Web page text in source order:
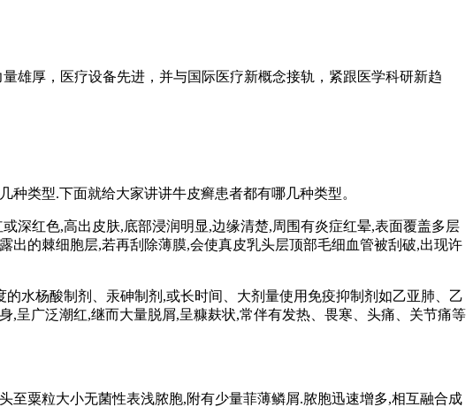
雄厚，医疗设备先进，并与国际医疗新概念接轨，紧跟医学科研新趋
类型.下面就给大家讲讲牛皮癣患者都有哪几种类型。
深红色,高出皮肤,底部浸润明显,边缘清楚,周围有炎症红晕,表面覆盖多层
出的棘细胞层,若再刮除薄膜,会使真皮乳头层顶部毛细血管被刮破,出现许
水杨酸制剂、汞砷制剂,或长时间、大剂量使用免疫抑制剂如乙亚肺、乙
呈广泛潮红,继而大量脱屑,呈糠麸状,常伴有发热、畏寒、头痛、关节痛等
粟粒大小无菌性表浅脓胞,附有少量菲薄鳞屑.脓胞迅速增多,相互融合成